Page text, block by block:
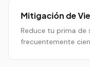
Mitigación de
Reduce tu prima de
frecuentemente